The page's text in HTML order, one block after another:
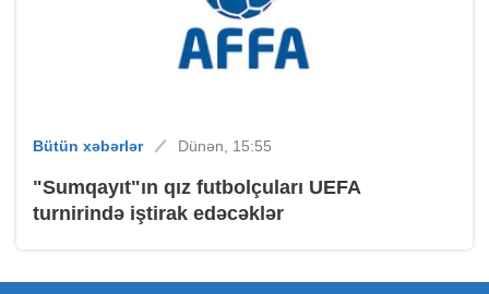
Bütün xəbərlər Dünən, 15:55
"Sumqayıt"ın qız futbolçuları UEFA
turnirində iştirak edəcəklər